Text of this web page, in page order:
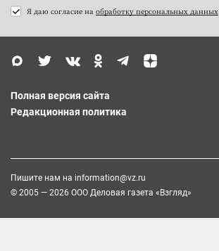
Я даю согласие на обработку персональных данных
Полная версия сайта
Редакционная политика
Пишите нам на information@vz.ru
© 2005 — 2026 ООО Деловая газета «Взгляд»